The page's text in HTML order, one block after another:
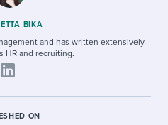
BIKA
and has written extensively
HR and recruiting.
ON